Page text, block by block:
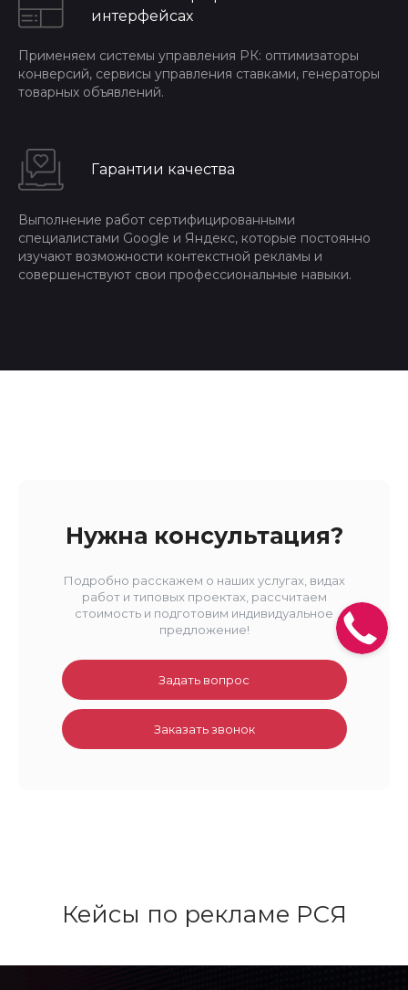
интерфейсах
Применяем системы управления РК: оптимизаторы
конверсий, сервисы управления ставками, генераторы
товарных объявлений.
Гарантии качества
Выполнение работ сертифицированными
специалистами Google и Яндекс, которые постоянно
изучают возможности контекстной рекламы и
совершенствуют свои профессиональные навыки.
Нужна консультация?
Подробно расскажем о наших услугах, видах
работ и типовых проектах, рассчитаем
стоимость и подготовим индивидуальное
предложение!
Задать вопрос
Заказать звонок
Кейсы по рекламе РСЯ